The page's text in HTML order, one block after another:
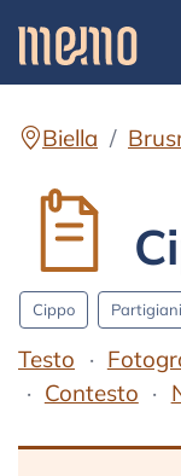
Biella
Cippo
Testo
Contesto